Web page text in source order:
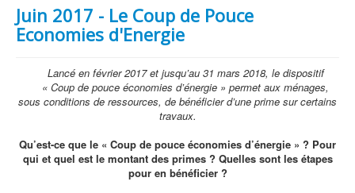
Juin 2017 - Le Coup de Pouce
Economies d'Energie
Lancé en février 2017 et jusqu’au 31 mars 2018, le dispositif
« Coup de pouce économies d’énergie » permet aux ménages,
sous conditions de ressources, de bénéficier d’une prime sur certains
travaux.
Qu’est-ce que le « Coup de pouce économies d’énergie » ? Pour
qui et quel est le montant des primes ? Quelles sont les étapes
pour en bénéficier ?